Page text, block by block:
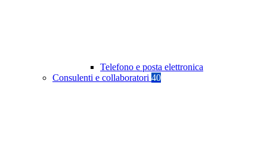
Telefono e posta elettronica
Consulenti e collaboratori 40